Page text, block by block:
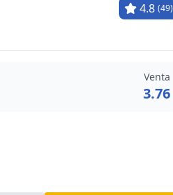
4.8 (49)
Venta
3.76